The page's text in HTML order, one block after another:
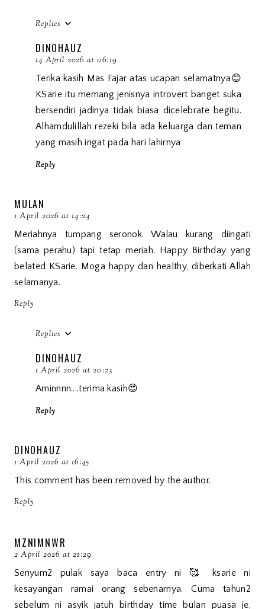
Replies
DINOHAUZ
14 April 2026 at 06:19
Terika kasih Mas Fajar atas ucapan selamatnya😊
KSarie itu memang jenisnya introvert banget suka
bersendiri jadinya tidak biasa dicelebrate begitu.
Alhamdulillah rezeki bila ada keluarga dan teman
yang masih ingat pada hari lahirnya
Reply
MULAN
1 April 2026 at 14:24
Meriahnya tumpang seronok. Walau kurang diingati
(sama perahu) tapi tetap meriah. Happy Birthday yang
belated KSarie. Moga happy dan healthy, diberkati Allah
selamanya.
Reply
Replies
DINOHAUZ
1 April 2026 at 20:23
Aminnnn....terima kasih😍
Reply
DINOHAUZ
1 April 2026 at 16:45
This comment has been removed by the author.
Reply
MZNIMNWR
2 April 2026 at 21:29
Senyum2 pulak saya baca entry ni 🥰 ksarie ni
kesayangan ramai orang sebenarnya. Cuma tahun2
sebelum ni asyik jatuh birthday time bulan puasa je,